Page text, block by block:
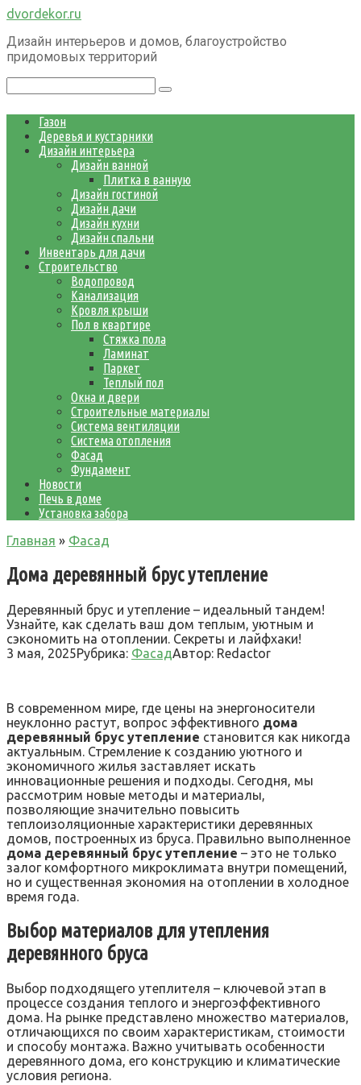
Перейти
контенту
dvordekor.ru
Дизайн интерьеров и домов, благоустройство
придомовых территорий
Газон
Деревья и кустарники
Дизайн интерьера
Дизайн ванной
Плитка в ванную
Дизайн гостиной
Дизайн дачи
Дизайн кухни
Дизайн спальни
Инвентарь для дачи
Строительство
Водопровод
Канализация
Кровля крыши
Пол в квартире
Стяжка пола
Ламинат
Паркет
Теплый пол
Окна и двери
Строительные материалы
Система вентиляции
Система отопления
Фасад
Фундамент
Новости
Печь в доме
Установка забора
Главная » Фасад
Дома деревянный брус утепление
Деревянный брус и утепление – идеальный тандем!
Узнайте, как сделать ваш дом теплым, уютным и
сэкономить на отоплении. Секреты и лайфхаки!
3 мая, 2025Рубрика: ФасадАвтор: Redactor
В современном мире, где цены на энергоносители
неуклонно растут, вопрос эффективного дома
деревянный брус утепление становится как никогда
актуальным. Стремление к созданию уютного и
экономичного жилья заставляет искать
инновационные решения и подходы. Сегодня, мы
рассмотрим новые методы и материалы,
позволяющие значительно повысить
теплоизоляционные характеристики деревянных
домов, построенных из бруса. Правильно выполненное
дома деревянный брус утепление – это не только
залог комфортного микроклимата внутри помещений,
но и существенная экономия на отоплении в холодное
время года.
Выбор материалов для утепления
деревянного бруса
Выбор подходящего утеплителя – ключевой этап в
процессе создания теплого и энергоэффективного
дома. На рынке представлено множество материалов,
отличающихся по своим характеристикам, стоимости
и способу монтажа. Важно учитывать особенности
деревянного дома, его конструкцию и климатические
условия региона.